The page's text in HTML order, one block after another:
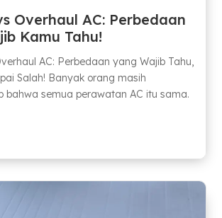
Overhaul AC: Perbedaan
Kamu Tahu!
AC: Perbedaan yang Wajib Tahu,
Salah! Banyak orang masih
bahwa semua perawatan AC itu sama.